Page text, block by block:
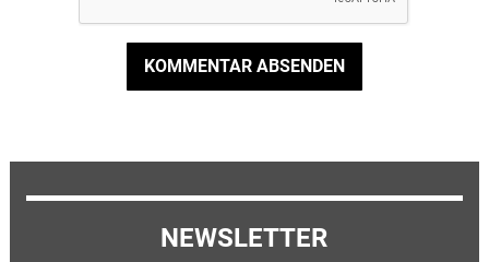
KOMMENTAR ABSENDEN
NEWSLETTER